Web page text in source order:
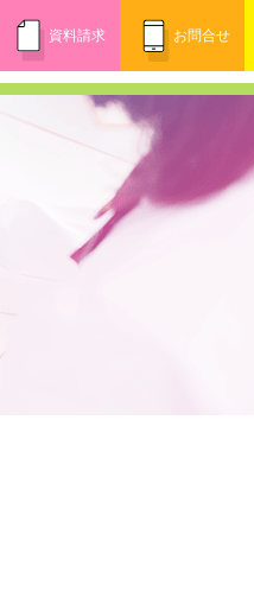
資料請求 お問合せ